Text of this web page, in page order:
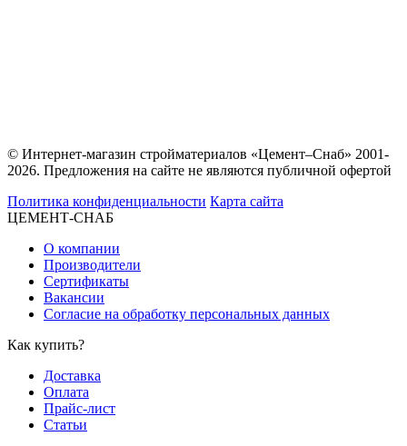
© Интернет-магазин стройматериалов «Цемент–Снаб» 2001-
2026. Предложения на сайте не являются публичной офертой
Политика конфиденциальности Карта сайта
ЦЕМЕНТ-СНАБ
О компании
Производители
Сертификаты
Вакансии
Согласие на обработку персональных данных
Как купить?
Доставка
Оплата
Прайс-лист
Статьи